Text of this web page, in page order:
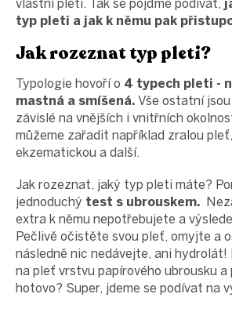
vlastní pleti. Tak se pojďme podívat,
typ pleti a jak k němu pak
Jak rozeznat typ pleti?
Typologie hovoří o 4 typech pleti -
mastná a smíšená. Vše ostatní
závislé na vnějších i vnitřních
můžeme zařadit například zralou
ekzematickou a další.
Jak rozeznat, jaký typ pleti máte?
jednoduchý test s ubrouskem.
extra k němu nepotřebujete a
Pečlivě očistěte svou pleť, omyjte a
následně nic nedávejte, ani hydrolát!
na pleť vrstvu papírového ubrousku
hotovo? Super, jdeme se podívat na